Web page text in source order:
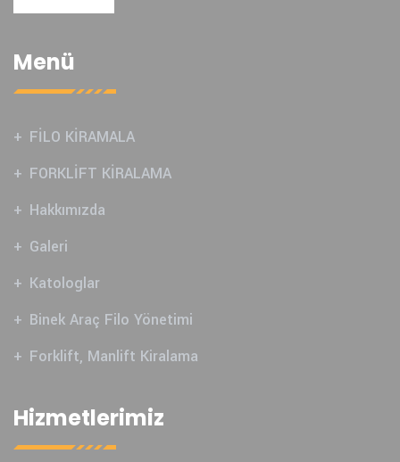
Menü
FİLO KİRAMALA
FORKLİFT KİRALAMA
Hakkımızda
Galeri
Katologlar
Binek Araç Filo Yönetimi
Forklift, Manlift Kiralama
Hizmetlerimiz